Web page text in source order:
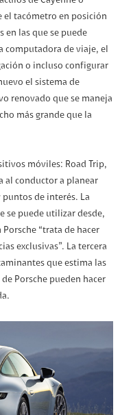
el tacómetro en posición
en las que se puede
computadora de viaje, el
o incluso configurar
el sistema de
renovado que se maneja
más grande que la
móviles: Road Trip,
al conductor a planear
de interés. La
se puede utilizar desde,
“trata de hacer
exclusivas”. La tercera
que estima las
Porsche pueden hacer